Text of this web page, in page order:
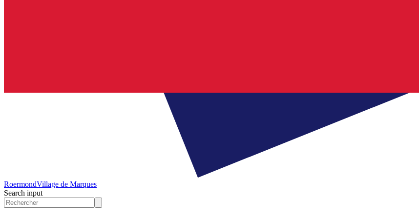
RoermondVillage de Marques
Search input